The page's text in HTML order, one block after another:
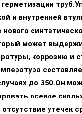
и внутренней
нового
может
коррозию и
до 350.Он
осевое
отсутствие утечек